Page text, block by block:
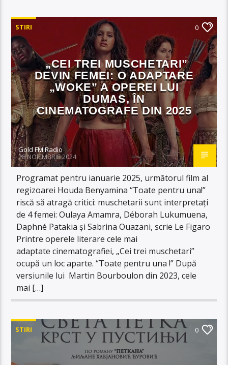
STIRI 0
„CEI TREI MUSCHETARI”
DEVIN FEMEI: O ADAPTARE
„WOKE” A OPEREI LUI
DUMAS, ÎN
CINEMATOGRAFE DIN 2025
Gold FM Radio
28 NOIEMBRIE 2024
Programat pentru ianuarie 2025, următorul film al
regizoarei Houda Benyamina “Toate pentru una!”
riscă să atragă critici: muschetarii sunt interpretați
de 4 femei: Oulaya Amamra, Déborah Lukumuena,
Daphné Patakia și Sabrina Ouazani, scrie Le Figaro
Printre operele literare cele mai
adaptate cinematografiei, „Cei trei muschetari”
ocupă un loc aparte. “Toate pentru una !” După
versiunile lui Martin Bourboulon din 2023, cele
mai […]
STIRI 0